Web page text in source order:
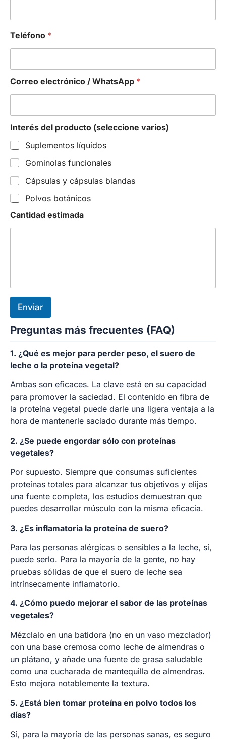
Teléfono *
Correo electrónico / WhatsApp *
Interés del producto (seleccione varios)
Suplementos líquidos
Gominolas funcionales
Cápsulas y cápsulas blandas
Polvos botánicos
Cantidad estimada
Enviar
Preguntas más frecuentes (FAQ)
1. ¿Qué es mejor para perder peso, el suero de
leche o la proteína vegetal?
Ambas son eficaces. La clave está en su capacidad
para promover la saciedad. El contenido en fibra de
la proteína vegetal puede darle una ligera ventaja a la
hora de mantenerle saciado durante más tiempo.
2. ¿Se puede engordar sólo con proteínas
vegetales?
Por supuesto. Siempre que consumas suficientes
proteínas totales para alcanzar tus objetivos y elijas
una fuente completa, los estudios demuestran que
puedes desarrollar músculo con la misma eficacia.
3. ¿Es inflamatoria la proteína de suero?
Para las personas alérgicas o sensibles a la leche, sí,
puede serlo. Para la mayoría de la gente, no hay
pruebas sólidas de que el suero de leche sea
intrínsecamente inflamatorio.
4. ¿Cómo puedo mejorar el sabor de las proteínas
vegetales?
Mézclalo en una batidora (no en un vaso mezclador)
con una base cremosa como leche de almendras o
un plátano, y añade una fuente de grasa saludable
como una cucharada de mantequilla de almendras.
Esto mejora notablemente la textura.
5. ¿Está bien tomar proteína en polvo todos los
días?
Sí, para la mayoría de las personas sanas, es seguro